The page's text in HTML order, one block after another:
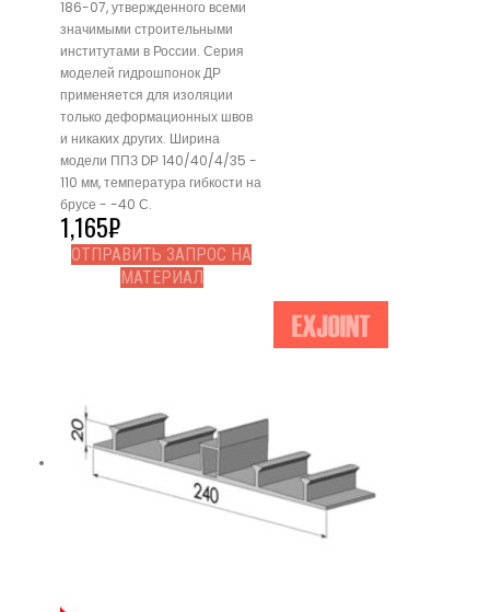
186-07, утвержденного всеми
значимыми строительными
институтами в России. Серия
моделей гидрошпонок ДР
применяется для изоляции
только деформационных швов
и никаких других. Ширина
модели ППЗ DР 140/40/4/35 -
110 мм, температура гибкости на
брусе - -40 С.
1,165₽
ОТПРАВИТЬ ЗАПРОС НА
МАТЕРИАЛ